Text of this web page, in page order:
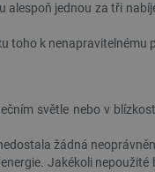
jednou za tři
toho k nenapravitelnému
světle nebo v
žádná
Jakékoli
s používáním
soulad se
kategorie souborů
stavu uživatele
zátěže, aby se zajistilo, že
prohlížení směřovány na